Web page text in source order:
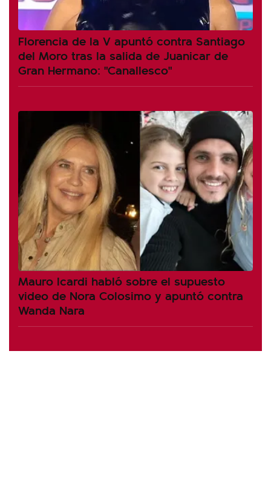
Florencia de la V apuntó contra Santiago
del Moro tras la salida de Juanicar de
Gran Hermano: "Canallesco"
Mauro Icardi habló sobre el supuesto
video de Nora Colosimo y apuntó contra
Wanda Nara